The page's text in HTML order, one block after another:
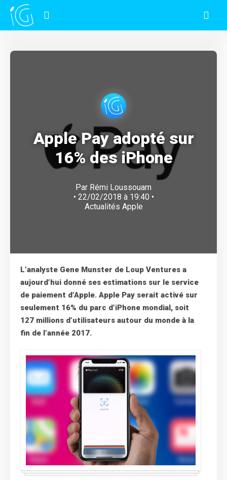
Apple Pay adopté sur
16% des iPhone
Par Rémi Loussouarn
• 22/02/2018 à 19:40 •
Actualités Apple
L’analyste Gene Munster de Loup Ventures a
aujourd’hui donné ses estimations sur le service
de paiement d’Apple. Apple Pay serait activé sur
seulement 16% du parc d’iPhone mondial, soit
127 millions d’utilisateurs autour du monde à la
fin de l’année 2017.